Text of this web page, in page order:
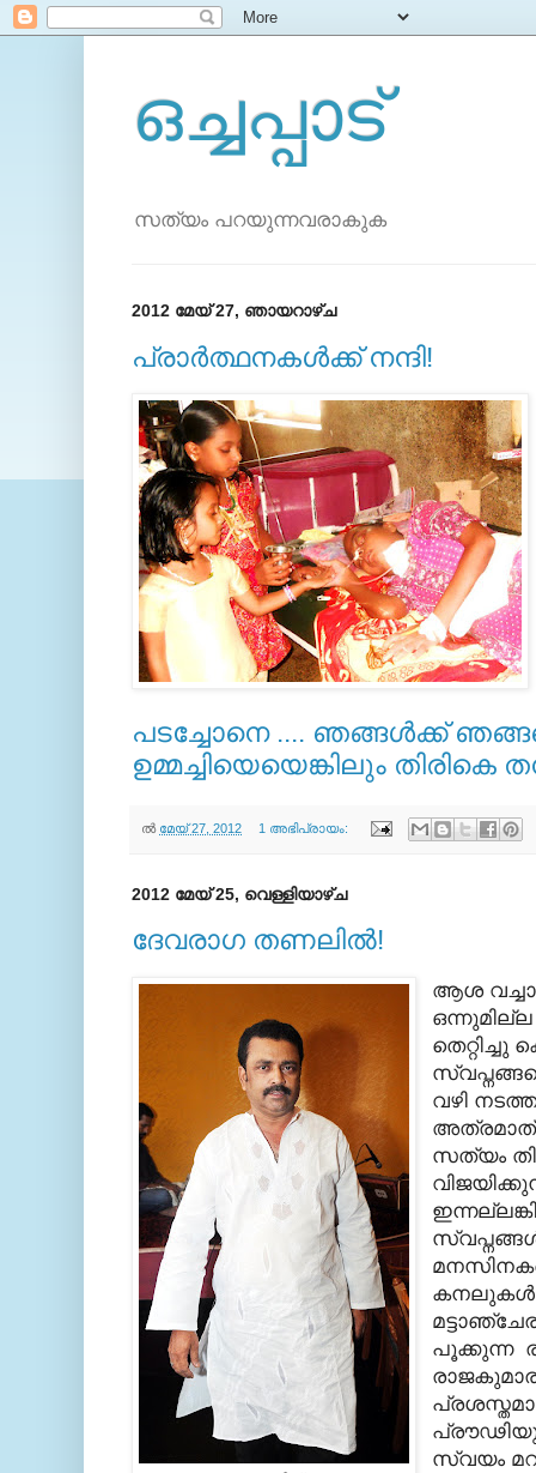
ഒച്ചപ്പാട്
സത്യം പറയുന്നവരാകുക
2012 മേയ് 27, ഞായറാഴ്‌ച
പ്രാര്‍ത്ഥനകള്‍ക്ക് നന്ദി!
പടച്ചോനെ .... ഞങ്ങള്‍ക്ക്
ഉമ്മച്ചിയെയെങ്കിലും തിരികെ
ല്‍ മേയ് 27, 2012 1 അഭിപ്രായം:
2012 മേയ് 25, വെള്ളിയാഴ്‌ച
ദേവരാഗ തണലില്‍!
ആശ
തെറ്റിച്ചു
വഴി
സത്യം
പൂക്കുന്ന
സ്വയം